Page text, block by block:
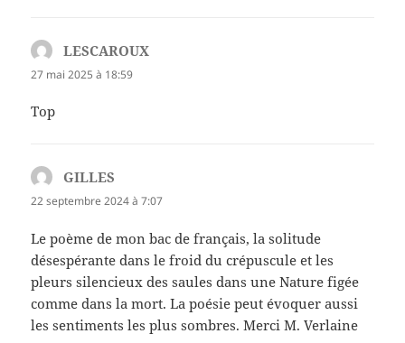
LESCAROUX
27 mai 2025 à 18:59
Top
GILLES
22 septembre 2024 à 7:07
Le poème de mon bac de français, la solitude
désespérante dans le froid du crépuscule et les
pleurs silencieux des saules dans une Nature figée
comme dans la mort. La poésie peut évoquer aussi
les sentiments les plus sombres. Merci M. Verlaine